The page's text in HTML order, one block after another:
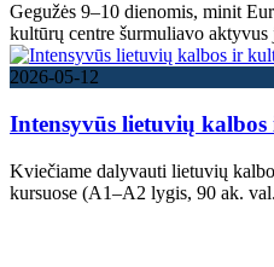
Gegužės 9–10 dienomis, minit
kultūrų centre šurmuliavo aktyvus
2026-05-12
Intensyvūs lietuvių
Kviečiame dalyvauti lietuvių
kursuose (A1–A2 lygis, 90 ak.